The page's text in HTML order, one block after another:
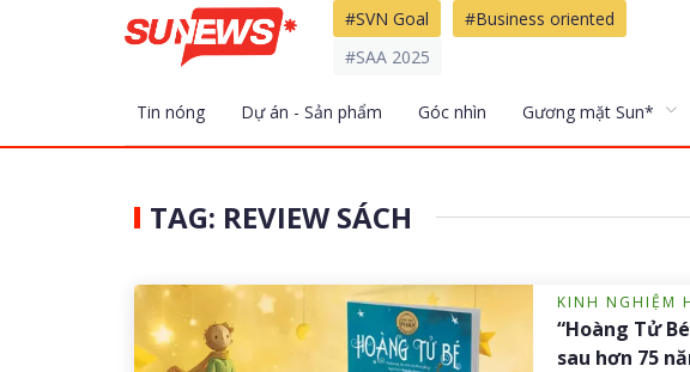
#SVN Goal
#Business oriented
#SAA 2025
Tin nóng Dự án - Sản phẩm Góc nhìn Gương mặt Sun*
TAG: REVIEW SÁCH
KINH NGHIỆM
“Hoàng Tử
sau hơn 75